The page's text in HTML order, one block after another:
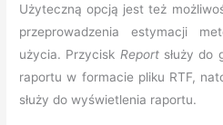
Użyteczną opcją jest też
przeprowadzenia estymacji
użycia. Przycisk Reportsłuży do
raportu w formacie pliku RTF,
służy do wyświetlenia raportu.